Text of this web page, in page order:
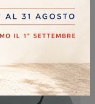
Se cerchi tavoli moderni da pranzo, scopri i modelli fissi di Sangiacomo: clicca e scopri il modello Obi Rovere Nodato Naturale in legno.